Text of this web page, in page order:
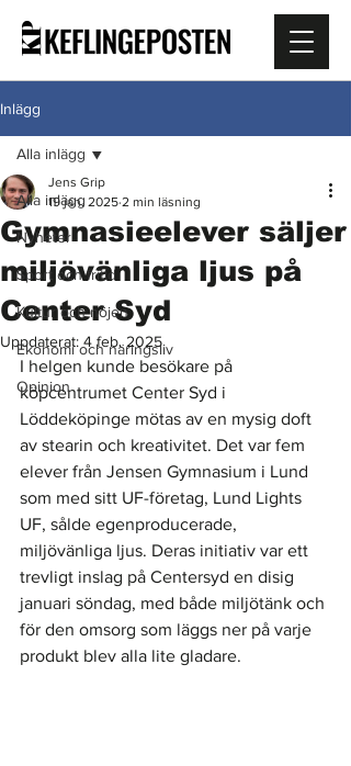
Inlägg
Alla inlägg
Nyheter
Sport och fritid
Kultur och nöjen
Ekonomi och näringsliv
Opinion
Alla inlägg
Gymnasieelever säljer
miljövänliga ljus på
Center Syd
Jens Grip
19 jan. 2025 2 min läsning
Uppdaterat: 4 feb. 2025
I helgen kunde besökare på
köpcentrumet Center Syd i
Löddeköpinge mötas av en mysig doft
av stearin och kreativitet. Det var fem
elever från Jensen Gymnasium i Lund
som med sitt UF-företag, Lund Lights
UF, sålde egenproducerade,
miljövänliga ljus. Deras initiativ var ett
trevligt inslag på Centersyd en disig
januari söndag, med både miljötänk och
för den omsorg som läggs ner på varje
produkt blev alla lite gladare.